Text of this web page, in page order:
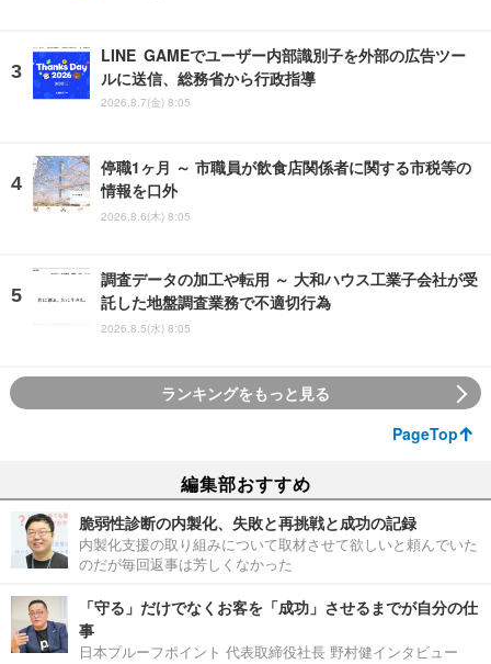
LINE GAMEでユーザー内部識別子を外部の広告ツー
ルに送信、総務省から行政指導
2026.8.7(金) 8:05
停職1ヶ月 ～ 市職員が飲食店関係者に関する市税等の
情報を口外
2026.8.6(木) 8:05
調査データの加工や転用 ～ 大和ハウス工業子会社が受
託した地盤調査業務で不適切行為
2026.8.5(水) 8:05
ランキングをもっと見る
PageTop
編集部おすすめ
脆弱性診断の内製化、失敗と再挑戦と成功の記録
内製化支援の取り組みについて取材させて欲しいと頼んでいた
のだが毎回返事は芳しくなかった
「守る」だけでなくお客を「成功」させるまでが自分の仕
事
日本プルーフポイント 代表取締役社長 野村健インタビュー